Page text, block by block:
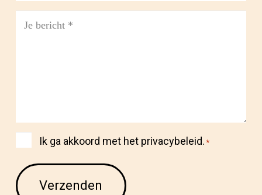
Instemming
Ik ga akkoord met het privacybeleid. *